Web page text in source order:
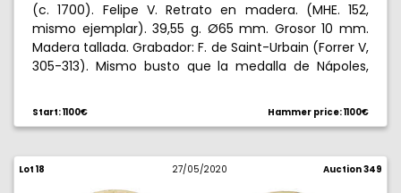
(c. 1700). Felipe V. Retrato en madera. (MHE. 152,
mismo ejemplar). 39,55 g. Ø65 mm. Grosor 10 mm.
Madera tallada. Grabador: F. de Saint-Urbain (Forrer V,
305-313). Mismo busto que la medalla de Nápoles,
rara. EBC+.
Start: 1100€ Hammer price: 1100€
Lot 18 27/05/2020 Auction 349